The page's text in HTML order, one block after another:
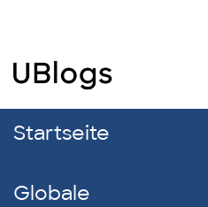
Startseite
Globale